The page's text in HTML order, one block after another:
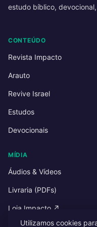
estudo bíblico,
CONTEÚDO
Revista Impacto
Arauto
Revive Israel
Estudos
Devocionais
MÍDIA
Áudios & Vídeos
Livraria (PDFs)
Loja Impacto ↗
Utilizamos cookies